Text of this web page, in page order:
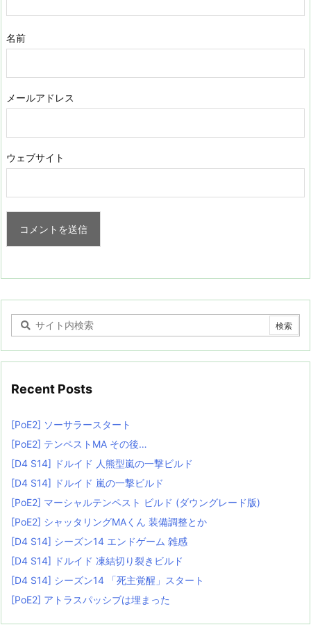
名前
メールアドレス
ウェブサイト
Recent Posts
[PoE2] ソーサラースタート
[PoE2] テンペストMA その後…
[D4 S14] ドルイド 人熊型嵐の一撃ビルド
[D4 S14] ドルイド 嵐の一撃ビルド
[PoE2] マーシャルテンペスト ビルド (ダウングレード版)
[PoE2] シャッタリングMAくん 装備調整とか
[D4 S14] シーズン14 エンドゲーム 雑感
[D4 S14] ドルイド 凍結切り裂きビルド
[D4 S14] シーズン14 「死主覚醒」スタート
[PoE2] アトラスパッシブは埋まった